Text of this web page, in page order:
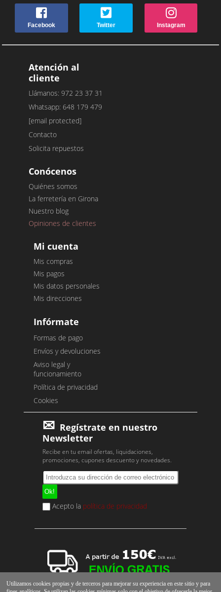
Facebook Twitter Instagram
Atención al
cliente
Llámanos: 972 23 37 31
Whatsapp: 648 179 479
[email protected]
Contacto
Solicita repuestos
Conócenos
Quiénes somos
La ferretería en Girona
Nuestro blog
Opiniones de clientes
Mi cuenta
Mis compras
Mis pagos
Mis datos personales
Mis direcciones
Infórmate
Formas de pago
Envíos y devoluciones
Aviso legal y
funcionamiento
Política de privacidad
Cookies
Regístrate en nuestro
Newsletter
Recibe en tu email ofertas, liquidaciones,
promociones, cupones descuento y novedades.
Acepto la política de privacidad
Utilizamos cookies propias y de terceros para mejorar su experiencia en este sitio y para